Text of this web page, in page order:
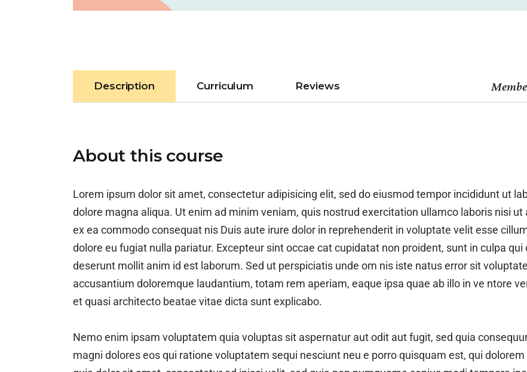
Description Curriculum Reviews
About this course
Lorem ipsum dolor sit amet, consectetur adipisicing elit, sed do eiusmod tempor incididunt ut
dolore magna aliqua. Ut enim ad minim veniam, quis nostrud exercitation ullamco laboris nisi ut
ex ea commodo consequat nis Duis aute irure dolor in reprehenderit in voluptate velit esse
dolore eu fugiat nulla pariatur. Excepteur sint occae cat cupidatat non proident, sunt in culpa qui
deserunt mollit anim id est laborum. Sed ut perspiciatis unde om nis iste natus error sit
accusantium doloremque laudantium, totam rem aperiam, eaque ipsa quae ab illo in ve ntore
et quasi architecto beatae vitae dicta sunt explicabo.
Nemo enim ipsam voluptatem quia voluptas sit aspernatur aut odit aut fugit, sed quia
magni dolores eos qui ratione voluptatem sequi nesciunt neu e porro quisquam est, qui